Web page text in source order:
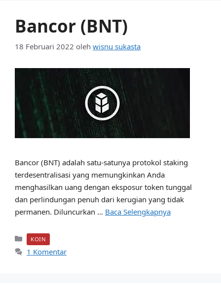
Bancor (BNT)
18 Februari 2022 oleh wisnu sukasta
Bancor (BNT) adalah satu-satunya protokol staking
terdesentralisasi yang memungkinkan Anda
menghasilkan uang dengan eksposur token tunggal
dan perlindungan penuh dari kerugian yang tidak
permanen. Diluncurkan … Baca Selengkapnya
Kategori
KOIN
1 Komentar